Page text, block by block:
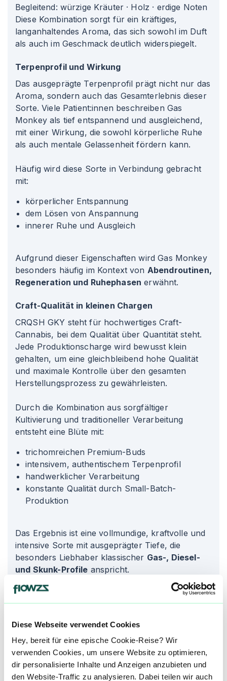
Diese Webseite verwendet Cookies
Hey, bereit für eine epische Cookie-Reise? Wir
verwenden Cookies, um unsere Website zu optimieren,
dir personalisierte Inhalte und Anzeigen anzubieten und
den Website-Traffic zu analysieren. Dabei teilen wir auch
Begleitend: würzige Kräuter · Holz · erdige Noten
Diese Kombination sorgt für ein kräftiges,
langanhaltendes Aroma, das sich sowohl im Duft
als auch im Geschmack deutlich widerspiegelt.
Terpenprofil und Wirkung
Das ausgeprägte Terpenprofil prägt nicht nur das
Aroma, sondern auch das Gesamterlebnis dieser
Sorte. Viele Patient:innen beschreiben Gas
Monkey als tief entspannend und ausgleichend,
mit einer Wirkung, die sowohl körperliche Ruhe
als auch mentale Gelassenheit fördern kann.
Häufig wird diese Sorte in Verbindung gebracht
mit:
körperlicher Entspannung
dem Lösen von Anspannung
innerer Ruhe und Ausgleich
Aufgrund dieser Eigenschaften wird Gas Monkey
besonders häufig im Kontext von Abendroutinen,
Regeneration und Ruhephasen erwähnt.
Craft-Qualität in kleinen Chargen
CRQSH GKY steht für hochwertiges Craft-
Cannabis, bei dem Qualität über Quantität steht.
Jede Produktionscharge wird bewusst klein
gehalten, um eine gleichbleibend hohe Qualität
und maximale Kontrolle über den gesamten
Herstellungsprozess zu gewährleisten.
Durch die Kombination aus sorgfältiger
Kultivierung und traditioneller Verarbeitung
entsteht eine Blüte mit:
trichomreichen Premium-Buds
intensivem, authentischem Terpenprofil
handwerklicher Verarbeitung
konstante Qualität durch Small-Batch-
Produktion
Das Ergebnis ist eine vollmundige, kraftvolle und
intensive Sorte mit ausgeprägter Tiefe, die
besonders Liebhaber klassischer Gas-, Diesel-
und Skunk-Profile anspricht.
Terpene
Jedes Terpen hat seine eigene charakteristische
Wirkung und kann zu unterschiedlichen Effekten
beitragen.
Li Limonen